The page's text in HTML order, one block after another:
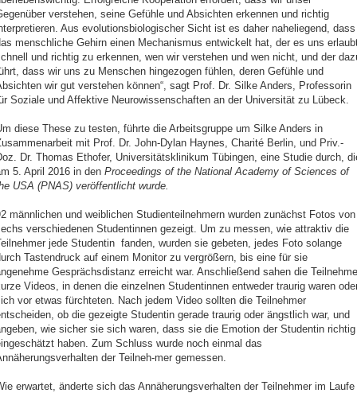
verstehen, seine Gefühle und Absichten erkennen und richtig
Aus evolutionsbiologischer Sicht ist es daher naheliegend, dass
menschliche Gehirn einen Mechanismus entwickelt hat, der es uns
und richtig zu erkennen, wen wir verstehen und wen nicht, und der
dass wir uns zu Menschen hingezogen fühlen, deren Gefühle und
wir gut verstehen können“, sagt Prof. Dr. Silke Anders, Professorin
Soziale und Affektive Neurowissenschaften an der Universität zu Lübeck.
diese These zu testen, führte die Arbeitsgruppe um Silke Anders in
mit Prof. Dr. John-Dylan Haynes, Charité Berlin, und Priv.-
Dr. Thomas Ethofer, Universitätsklinikum Tübingen, eine Studie durch,
5. April 2016 in den Proceedings of the National Academy of Sciences of
USA (PNAS) veröffentlicht wurde.
männlichen und weiblichen Studienteilnehmern wurden zunächst Fotos von
verschiedenen Studentinnen gezeigt. Um zu messen, wie attraktiv die
jede Studentin fanden, wurden sie gebeten, jedes Foto solange
Tastendruck auf einem Monitor zu vergrößern, bis eine für sie
Gesprächsdistanz erreicht war. Anschließend sahen die
Videos, in denen die einzelnen Studentinnen entweder traurig waren
vor etwas fürchteten. Nach jedem Video sollten die Teilnehmer
ob die gezeigte Studentin gerade traurig oder ängstlich war, und
wie sicher sie sich waren, dass sie die Emotion der Studentin richtig
haben. Zum Schluss wurde noch einmal das
der Teilneh-mer gemessen.
erwartet, änderte sich das Annäherungsverhalten der Teilnehmer im Laufe